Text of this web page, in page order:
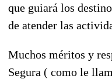
que guiará los
de atender las
Muchos méritos y
Segura ( como le